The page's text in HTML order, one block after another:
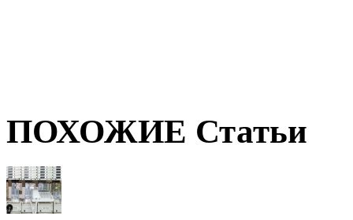
ПОХОЖИЕ Статьи